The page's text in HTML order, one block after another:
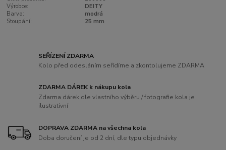
Výrobce:
DEITY
Barva:
modrá
Stoupání:
25 mm
SEŘÍZENÍ ZDARMA
Kolo před odesláním seřídíme a zkontolujeme ZDARMA
ZDARMA DÁREK k nákupu kola
Zdarma dárek dle vlastního výběru / fotografie kola je
ilustrativní
DOPRAVA ZDARMA na všechna kola
Doba doručení je od 2 dní, dle typu objednávky